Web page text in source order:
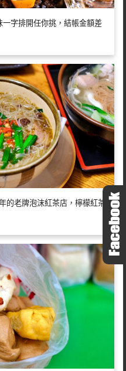
字排開任你挑，結帳金額差
的老牌泡沫紅茶店，檸檬紅茶